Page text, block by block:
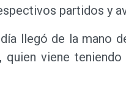
partidos y
llegó de la mano
quien viene